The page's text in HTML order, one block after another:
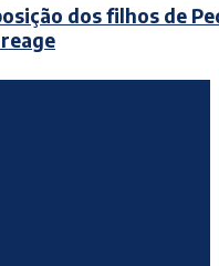
dos filhos de